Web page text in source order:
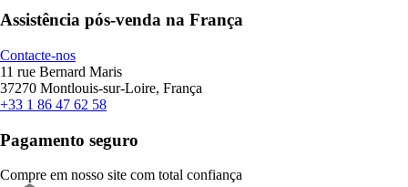
Assistência pós-venda na França
Contacte-nos
11 rue Bernard Maris
37270 Montlouis-sur-Loire, França
+33 1 86 47 62 58
Pagamento seguro
Compre em nosso site com total confiança